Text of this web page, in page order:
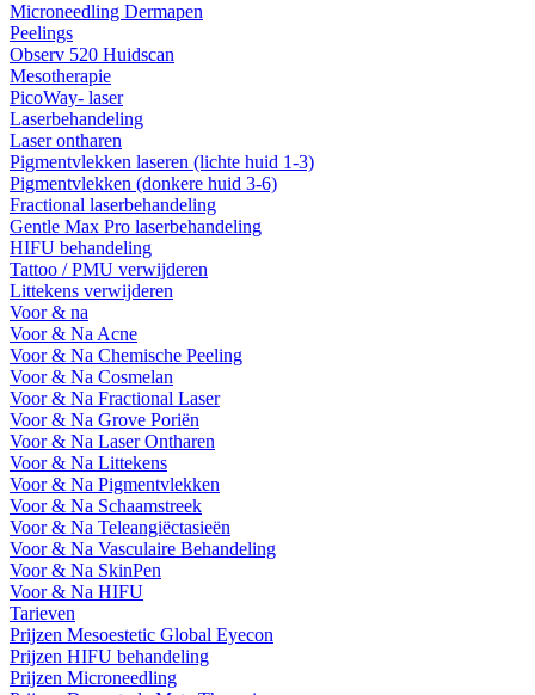
Microneedling Dermapen
Peelings
Observ 520 Huidscan
Mesotherapie
PicoWay- laser
Laserbehandeling
Laser ontharen
Pigmentvlekken laseren (lichte huid 1-3)
Pigmentvlekken (donkere huid 3-6)
Fractional laserbehandeling
Gentle Max Pro laserbehandeling
HIFU behandeling
Tattoo / PMU verwijderen
Littekens verwijderen
Voor & na
Voor & Na Acne
Voor & Na Chemische Peeling
Voor & Na Cosmelan
Voor & Na Fractional Laser
Voor & Na Grove Poriën
Voor & Na Laser Ontharen
Voor & Na Littekens
Voor & Na Pigmentvlekken
Voor & Na Schaamstreek
Voor & Na Teleangiëctasieën
Voor & Na Vasculaire Behandeling
Voor & Na SkinPen
Voor & Na HIFU
Tarieven
Prijzen Mesoestetic Global Eyecon
Prijzen HIFU behandeling
Prijzen Microneedling